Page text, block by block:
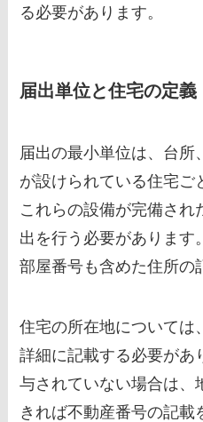
る必要があります。
届出単位と住宅の定義
届出の最小単位は、台所
が設けられている住宅ご
これらの設備が完備され
出を行う必要があります
部屋番号も含めた住所の
住宅の所在地については
詳細に記載する必要があ
与されていない場合は、
きれば不動産番号の記